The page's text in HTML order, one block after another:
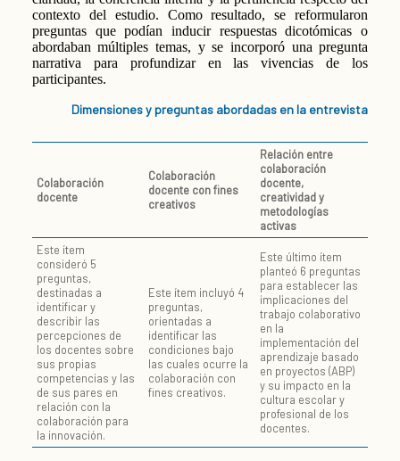
contexto del estudio. Como resultado, se reformularon
preguntas que podían inducir respuestas dicotómicas o
abordaban múltiples temas, y se incorporó una pregunta
narrativa para profundizar en las vivencias de los
participantes.
Dimensiones y preguntas abordadas en la entrevista
Colaboración
docente
Colaboración
docente con fines
creativos
Relación entre
colaboración
docente,
creatividad y
metodologías
activas
Este ítem
consideró 5
preguntas,
destinadas a
identificar y
describir las
percepciones de
los docentes sobre
sus propias
competencias y las
de sus pares en
relación con la
colaboración para
la innovación.
Este ítem incluyó 4
preguntas,
orientadas a
identificar las
condiciones bajo
las cuales ocurre la
colaboración con
fines creativos.
Este último ítem
planteó 6 preguntas
para establecer las
implicaciones del
trabajo colaborativo
en la
implementación del
aprendizaje basado
en proyectos (ABP)
y su impacto en la
cultura escolar y
profesional de los
docentes.